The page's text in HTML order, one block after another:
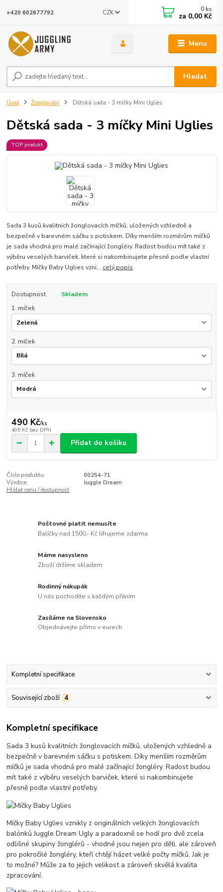
Menu
CZK
Hledat
+420 602677792 0 ks
za 0,00 Kč
Úvod Žonglování Dětská sada - 3 míčky Mini Uglies
Dětská sada - 3 míčky Mini Uglies
TOP produkt
Sada 3 kusů kvalitních žonglovacích míčků, uložených vzhledně a
bezpečně v barevném sáčku s potiskem. Díky menším rozměrům míčků
je sada vhodná pro malé začínající žongléry. Radost budou mít také z
výběru veselých barviček, které si nakombinujete přesně podle vlastní
potřeby. Míčky Baby Uglies vzni... celý popis
Dostupnost
Skladem
1. míček
2. míček
3. míček
490 Kč/ks
405 Kč bez DPH
Přidat do košíku
Číslo produktu:
00254-71
Výrobce:
Juggle Dream
Hlídat cenu / dostupnost
Poštovné platit nemusíte
Balíčky nad 1500,- Kč lifrujeme zdarma
Máme nasysleno
Zboží držíme skladem
Rodinný nákupák
U nás pochodíte s každým přáním
Zasíláme na Slovensko
Objednávejte přímo v eurech
Kompletní specifikace
Související zboží 4
Kompletní specifikace
Sada 3 kusů kvalitních žonglovacích míčků, uložených vzhledně a
bezpečně v barevném sáčku s potiskem. Díky menším rozměrům
míčků je sada vhodná pro malé začínající žongléry. Radost budou
mít také z výběru veselých barviček, které si nakombinujete
přesně podle vlastní potřeby.
Míčky Baby Uglies vznikly z originálních velkých žonglovacích
balónků Juggle Dream Ugly a paradoxně se hodí pro dvě zcela
odlišné skupiny žonglérů - vhodné jsou nejen pro děti, ale zároveň
pro pokročilé žongléry, kteří chtějí házet velké počty míčků. Jak je
to možné? Může za to jejich velikost a zároveň skvělá kvalita
zpracování.